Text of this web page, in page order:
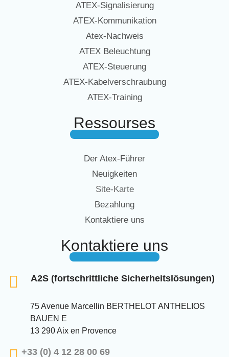
ATEX-Signalisierung
ATEX-Kommunikation
Atex-Nachweis
ATEX Beleuchtung
ATEX-Steuerung
ATEX-Kabelverschraubung
ATEX-Training
Ressourses
Der Atex-Führer
Neuigkeiten
Site-Karte
Bezahlung
Kontaktiere uns
Kontaktiere uns
A2S (fortschrittliche Sicherheitslösungen)
75 Avenue Marcellin BERTHELOT ANTHELIOS
BAUEN E
13 290 Aix en Provence
+33 (0) 4 12 28 00 69